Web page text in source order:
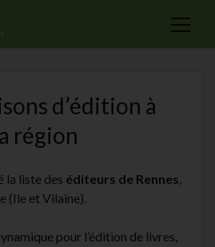
open
d’édition à
région
la liste des éditeurs de Rennes,
(Ile et Vilaine).
pour l’édition de livres,